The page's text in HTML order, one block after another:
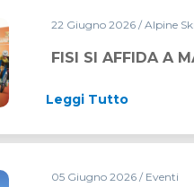
A MAPEI SPORT PER UN
22 Giugno 2026 / Alpine
FISI SI AFFIDA A
Leggi Tutto
MASTER IN
05 Giugno 2026 / Eventi